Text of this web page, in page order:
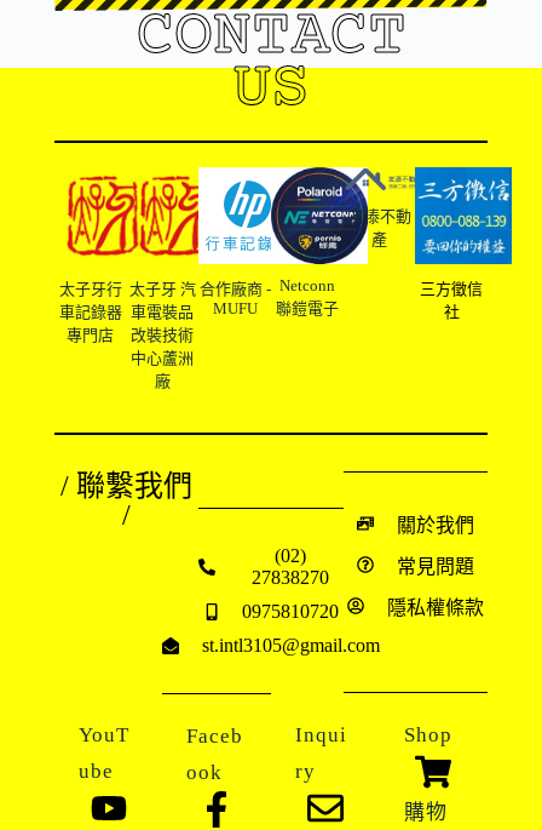
CONTACT
US
太子牙行
車記錄器
專門店
太子牙 汽
車電裝品
改裝技術
中心蘆洲
廠
合作廠商 -
MUFU
Netconn
聯鎧電子
友溙不動
產
三方徵信
社
/ 聯繫我們
/
(02)
27838270
0975810720
st.intl3105@gmail.com
關於我們
常見問題
隱私權條款
YouT
ube
Faceb
ook
Inqui
ry
Shop
購物